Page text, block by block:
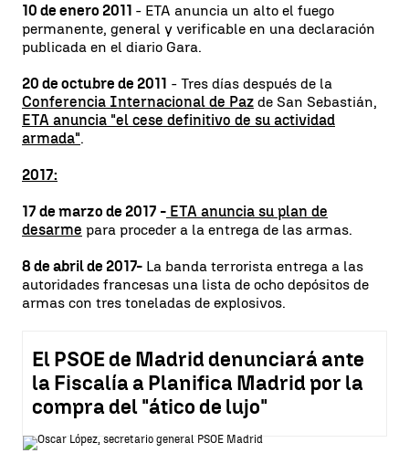
10 de enero 2011 - ETA anuncia un alto el fuego
permanente, general y verificable en una declaración
publicada en el diario Gara.
20 de octubre de 2011 - Tres días después de la
Conferencia Internacional de Paz de San Sebastián,
ETA anuncia "el cese definitivo de su actividad
armada".
2017:
17 de marzo de 2017 - ETA anuncia su plan de
desarme para proceder a la entrega de las armas.
8 de abril de 2017- La banda terrorista entrega a las
autoridades francesas una lista de ocho depósitos de
armas con tres toneladas de explosivos.
El PSOE de Madrid denunciará ante
la Fiscalía a Planifica Madrid por la
compra del "ático de lujo"